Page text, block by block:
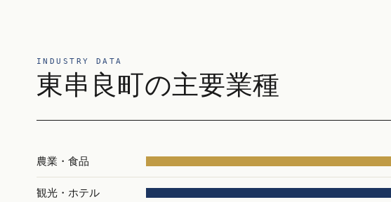
INDUSTRY DATA
東串良町の主要業種
農業・食品
観光・ホテル